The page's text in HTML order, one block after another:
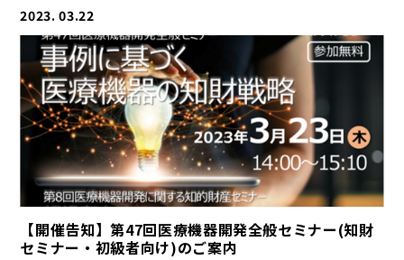
2023. 03.22
【開催告知】第47回医療機器開発全般セミナー(知財
セミナー・初級者向け)のご案内